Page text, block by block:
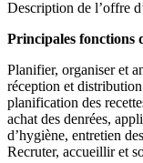
Description de l’offre
Principales fonctions
Planifier, organiser et
réception et
planification des
achat des denrées,
d’hygiène, entretien
Recruter, accueillir et